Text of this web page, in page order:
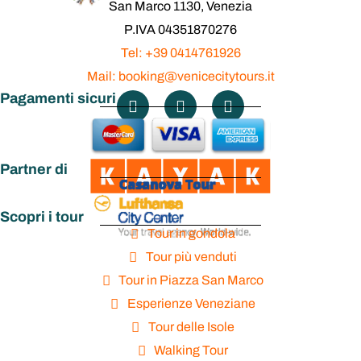
alle isole
veneziane
San Marco 1130, Venezia
P.IVA 04351870276
Tel: +39 0414761926
Mail: booking@venicecitytours.it
Pagamenti sicuri
Partner di
Scopri i tour
Tour in gondola
Tour più venduti
Tour in Piazza San Marco
Esperienze Veneziane
Tour delle Isole
Walking Tour